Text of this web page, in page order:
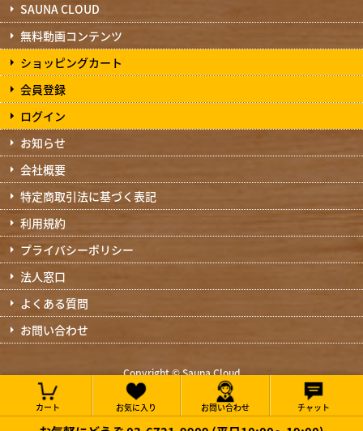
SAUNA CLOUD
無料動画コンテンツ
ショッピングカート
会員登録
ログイン
お知らせ
会社概要
特定商取引法に基づく表記
利用規約
プライバシーポリシー
法人窓口
よくある質問
お問い合わせ
Copyright © Sauna Cloud
All Rights Reserved.
カート お気に入り お問い合わせ チャット